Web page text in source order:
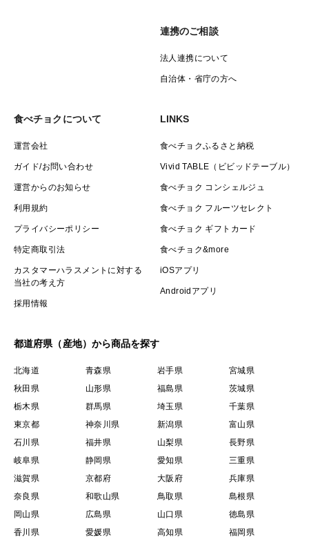
連携のご相談
法人連携について
自治体・省庁の方へ
食べチョクについて
運営会社
ガイド/お問い合わせ
運営からのお知らせ
利用規約
プライバシーポリシー
特定商取引法
カスタマーハラスメントに対する
当社の考え方
採用情報
LINKS
食べチョクふるさと納税
Vivid TABLE（ビビッドテーブル）
食べチョク コンシェルジュ
食べチョク フルーツセレクト
食べチョク ギフトカード
食べチョク&more
iOSアプリ
Androidアプリ
都道府県（産地）から商品を探す
北海道 青森県 岩手県
宮城県
秋田県
山形県 福島県
茨城県
栃木県
群馬県 埼玉県
千葉県
東京都
神奈川県 新潟県
富山県
石川県
福井県 山梨県
長野県
岐阜県
静岡県 愛知県
三重県
滋賀県
京都府 大阪府
兵庫県
奈良県
和歌山県 鳥取県
島根県
岡山県
広島県 山口県
徳島県
香川県
愛媛県 高知県 福岡県